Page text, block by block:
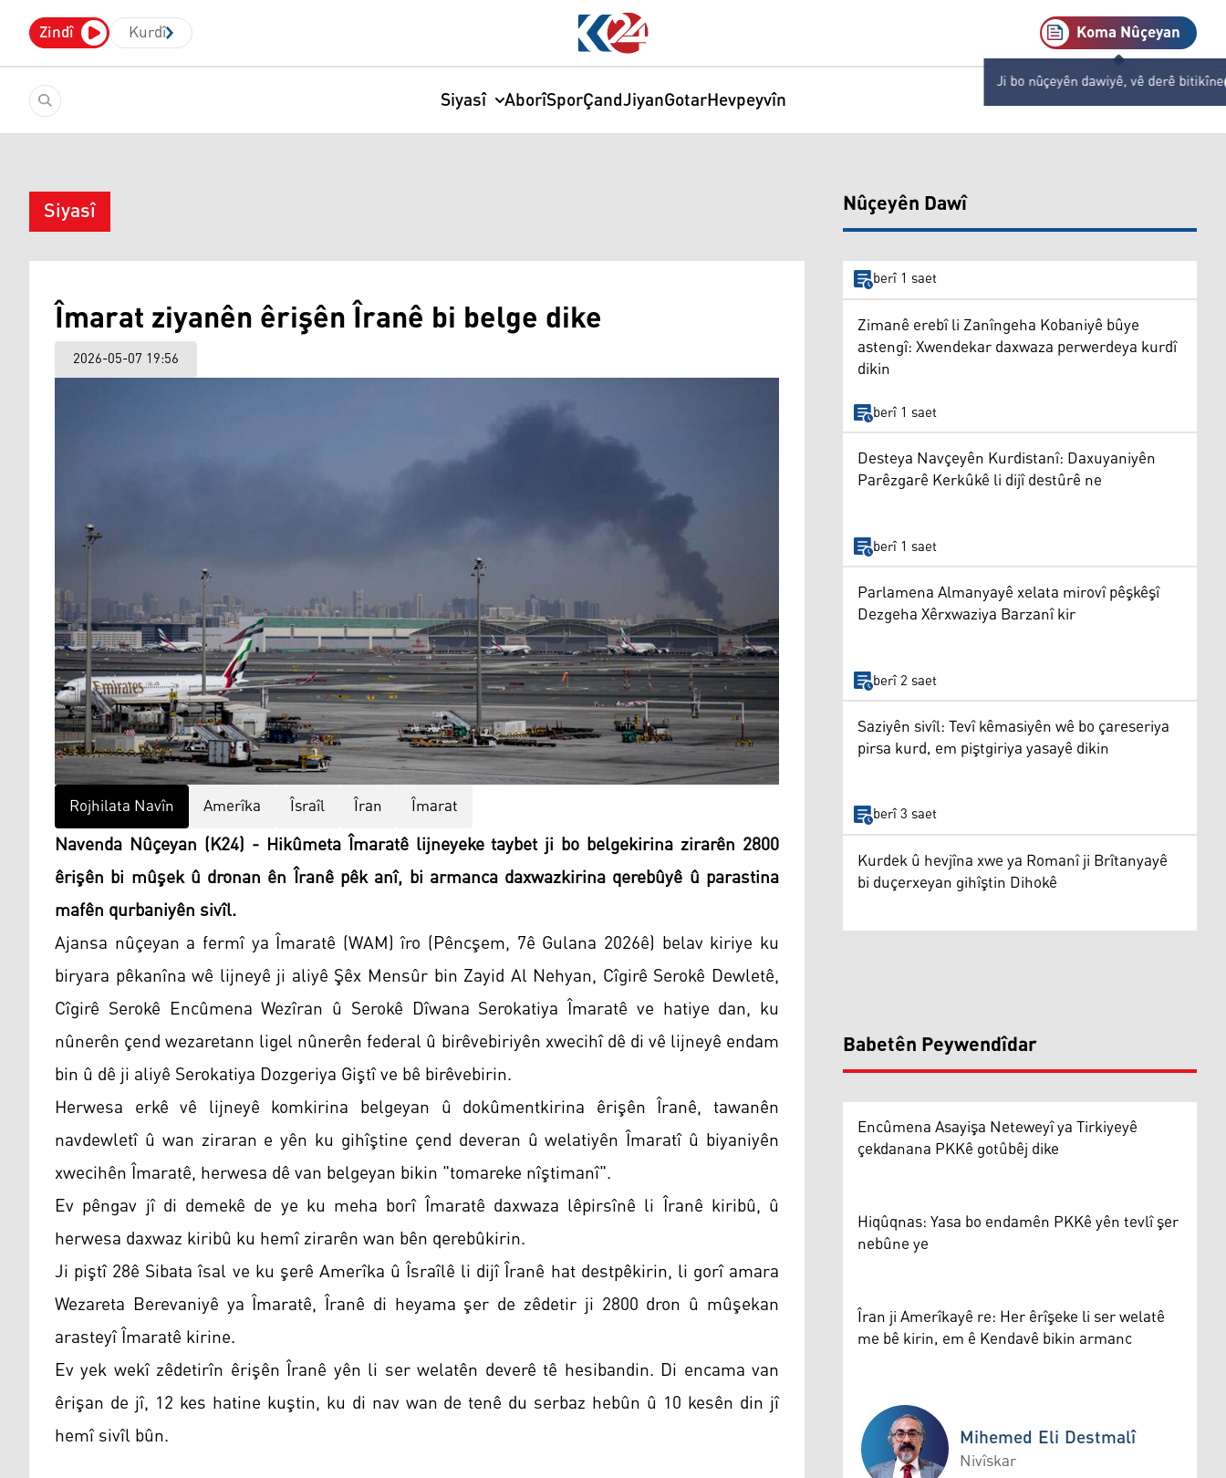
Zindî Kurdî Koma Nûçeyan
Ji bo nûçeyên dawiyê, vê derê bitikîne
Siyasî AborîSporÇandJiyanGotarHevpeyvîn
Siyasî
Îmarat ziyanên êrişên Îranê bi belge dike
2026-05-07 19:56
Rojhilata Navîn Amerîka Îsraîl Îran Îmarat
Navenda Nûçeyan (K24) - Hikûmeta Îmaratê lijneyeke taybet ji bo belgekirina zirarên 2800
êrişên bi mûşek û dronan ên Îranê pêk anî, bi armanca daxwazkirina qerebûyê û parastina
mafên qurbaniyên sivîl.
Ajansa nûçeyan a fermî ya Îmaratê (WAM) îro (Pêncşem, 7ê Gulana 2026ê) belav kiriye ku
biryara pêkanîna wê lijneyê ji aliyê Şêx Mensûr bin Zayid Al Nehyan, Cîgirê Serokê Dewletê,
Cîgirê Serokê Encûmena Wezîran û Serokê Dîwana Serokatiya Îmaratê ve hatiye dan, ku
nûnerên çend wezaretann ligel nûnerên federal û birêvebiriyên xwecihî dê di vê lijneyê endam
bin û dê ji aliyê Serokatiya Dozgeriya Giştî ve bê birêvebirin.
Herwesa erkê vê lijneyê komkirina belgeyan û dokûmentkirina êrişên Îranê, tawanên
navdewletî û wan ziraran e yên ku gihîştine çend deveran û welatiyên Îmaratî û biyaniyên
xwecihên Îmaratê, herwesa dê van belgeyan bikin "tomareke nîştimanî".
Ev pêngav jî di demekê de ye ku meha borî Îmaratê daxwaza lêpirsînê li Îranê kiribû, û
herwesa daxwaz kiribû ku hemî zirarên wan bên qerebûkirin.
Ji piştî 28ê Sibata îsal ve ku şerê Amerîka û Îsraîlê li dijî Îranê hat destpêkirin, li gorî amara
Wezareta Berevaniyê ya Îmaratê, Îranê di heyama şer de zêdetir ji 2800 dron û mûşekan
arasteyî Îmaratê kirine.
Ev yek wekî zêdetirîn êrişên Îranê yên li ser welatên deverê tê hesibandin. Di encama van
êrişan de jî, 12 kes hatine kuştin, ku di nav wan de tenê du serbaz hebûn û 10 kesên din jî
hemî sivîl bûn.
Nûçeyên Dawî
berî 1 saet
Zimanê erebî li Zanîngeha Kobaniyê bûye
astengî: Xwendekar daxwaza perwerdeya kurdî
dikin
berî 1 saet
Desteya Navçeyên Kurdistanî: Daxuyaniyên
Parêzgarê Kerkûkê li dijî destûrê ne
berî 1 saet
Parlamena Almanyayê xelata mirovî pêşkêşî
Dezgeha Xêrxwaziya Barzanî kir
berî 2 saet
Saziyên sivîl: Tevî kêmasiyên wê bo çareseriya
pirsa kurd, em piştgiriya yasayê dikin
berî 3 saet
Kurdek û hevjîna xwe ya Romanî ji Brîtanyayê
bi duçerxeyan gihîştin Dihokê
Babetên Peywendîdar
Encûmena Asayişa Neteweyî ya Tirkiyeyê
çekdanana PKKê gotûbêj dike
Hiqûqnas: Yasa bo endamên PKKê yên tevlî şer
nebûne ye
Îran ji Amerîkayê re: Her êrîşeke li ser welatê
me bê kirin, em ê Kendavê bikin armanc
Mihemed Eli Destmalî
Nivîskar